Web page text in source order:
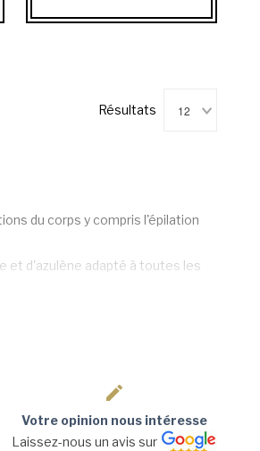
Résultats
du corps y compris l'épilation
et d'azulène adapté à toutes les
d'exception.
Votre opinion nous intéresse
Laissez-nous un avis sur